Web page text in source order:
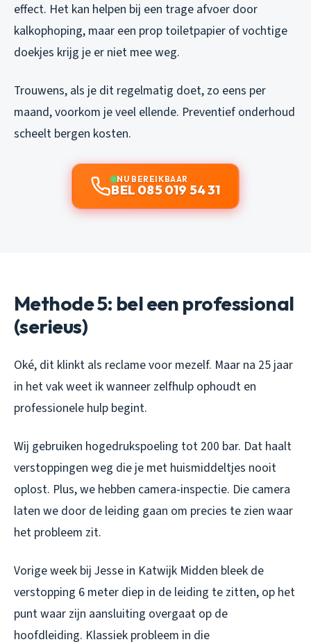
effect. Het kan helpen bij een trage afvoer door
kalkophoping, maar een prop toiletpapier of vochtige
doekjes krijg je er niet mee weg.
Trouwens, als je dit regelmatig doet, zo eens per
maand, voorkom je veel ellende. Preventief onderhoud
scheelt bergen kosten.
NU BEREIKBAAR
BEL 085 019 54 31
Methode 5: bel een professional
(serieus)
Oké, dit klinkt als reclame voor mezelf. Maar na 25 jaar
in het vak weet ik wanneer zelfhulp ophoudt en
professionele hulp begint.
Wij gebruiken hogedrukspoeling tot 200 bar. Dat haalt
verstoppingen weg die je met huismiddeltjes nooit
oplost. Plus, we hebben camera-inspectie. Die camera
laten we door de leiding gaan om precies te zien waar
het probleem zit.
Vorige week bij Jesse in Katwijk Midden bleek de
verstopping 6 meter diep in de leiding te zitten, op het
punt waar zijn aansluiting overgaat op de
hoofdleiding. Klassiek probleem in die